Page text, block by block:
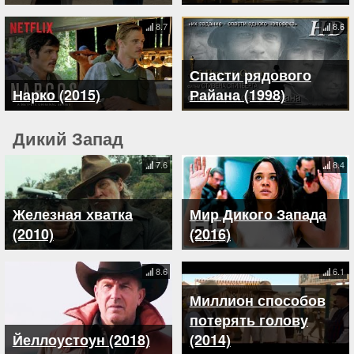
Нарко (2015)
8.7
Спасти рядового
Райана (1998)
8.6
Дикий Запад
Железная хватка
(2010)
7.6
Мир Дикого Запада
(2016)
8.4
Йеллоустоун (2018)
8.6
Миллион способов
потерять голову
(2014)
6.1